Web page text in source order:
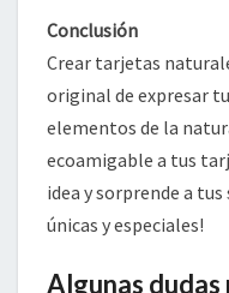
Conclusión
Crear tarjetas
original de expresar
elementos de la
ecoamigable a tus
idea y sorprende a
únicas y especiales!
Algunas